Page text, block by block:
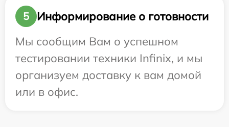
5
Информирование о готовности
Мы сообщим Вам о успешном
тестировании техники Infinix, и мы
организуем доставку к вам домой
или в офис.